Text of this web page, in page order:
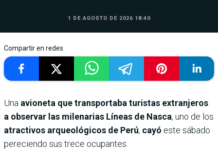
1 DE AGOSTO DE 2026 18:40
Compartir en redes
Una avioneta que transportaba turistas extranjeros
a observar las milenarias Líneas de Nasca, uno de los
atractivos arqueológicos de Perú, cayó este sábado
pereciendo sus trece ocupantes.